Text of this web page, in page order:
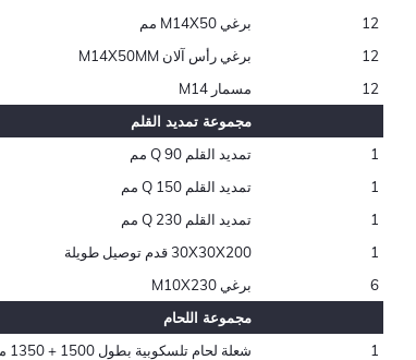
12
برغي M14X50 مم
12
برغي رأس آلان M14X50MM
12
مسمار M14
مجموعة تمديد القلم
1
تمديد القلم Q 90 مم
1
تمديد القلم Q 150 مم
1
تمديد القلم Q 230 مم
1
30X30X200 قدم توصيل طويلة
6
برغي M10X230
مجموعة اللحام
1
شعلة لحام تلسكوبية بطول 1500 + 1350 مم بإجمالي 2850 مم